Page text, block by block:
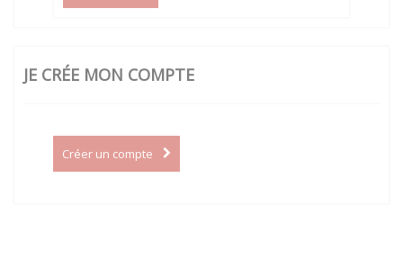
JE CRÉE MON COMPTE
Créer un compte